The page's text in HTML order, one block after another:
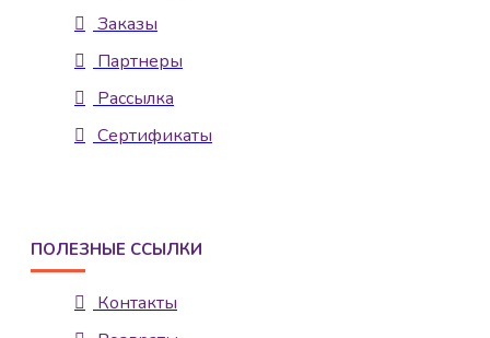
Заказы
Партнеры
Рассылка
Сертификаты
ПОЛЕЗНЫЕ ССЫЛКИ
Контакты